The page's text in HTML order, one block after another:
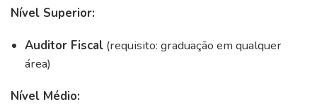
Nível Superior:
Auditor Fiscal (requisito: graduação em qualquer
área)
Nível Médio: